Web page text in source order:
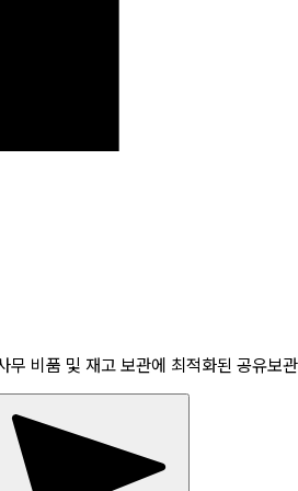
무 비품 및 재고 보관에 최적화된 공유보